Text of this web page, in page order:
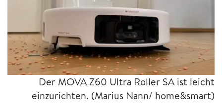
Der MOVA Z60 Ultra Roller SA ist leicht
einzurichten. (Marius Nann/ home&smart)